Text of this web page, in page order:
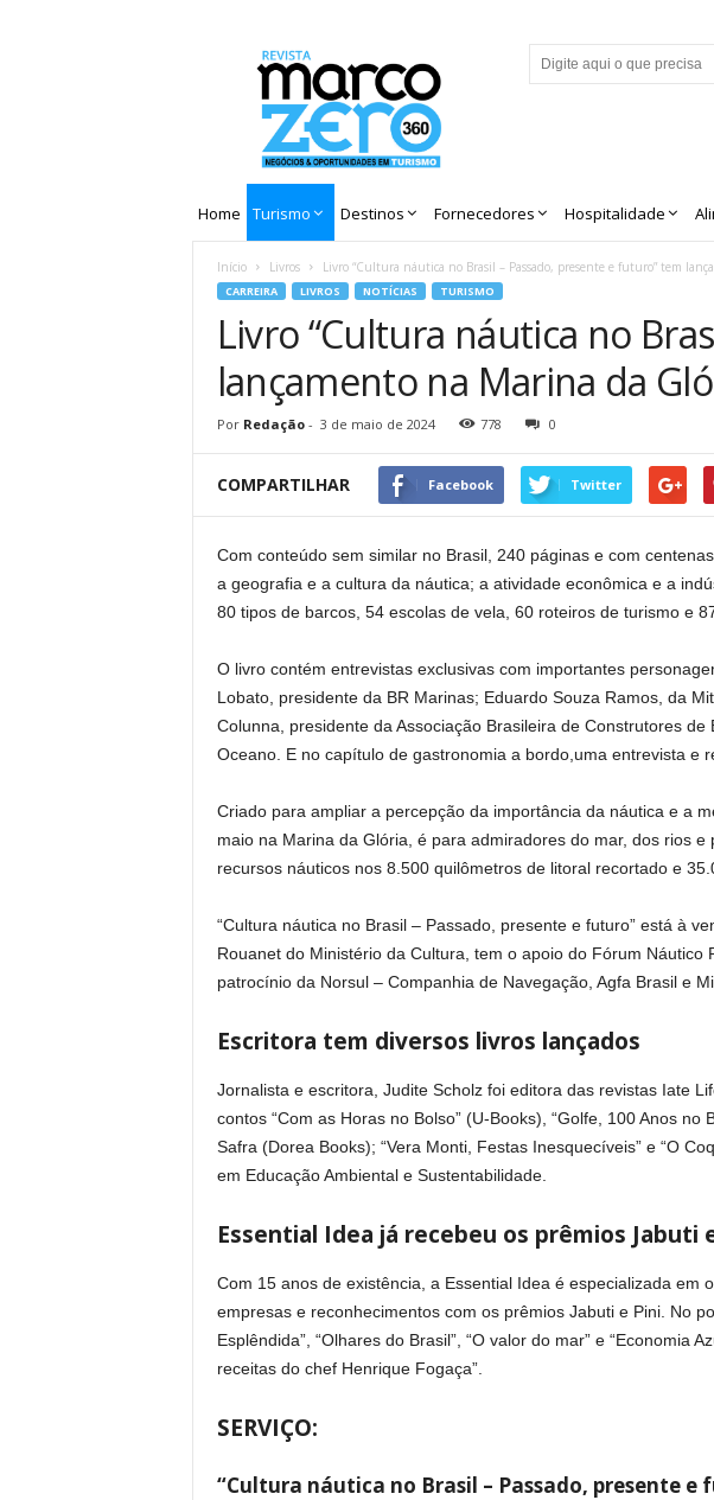
Home Turismo Destinos Fornecedores Hospitalidade
Início Livros Livro “Cultura náutica no Brasil – Passado, presente e futuro” tem
CARREIRA LIVROS NOTÍCIAS TURISMO
Livro “Cultura náutica no
lançamento na Marina da
Por Redação- 3 de maio de 2024 778 0
COMPARTILHAR Facebook Twitter
Com conteúdo sem similar no Brasil, 240 páginas e com
a geografia e a cultura da náutica; a atividade econômica e a
80 tipos de barcos, 54 escolas de vela, 60 roteiros de turismo e
O livro contém entrevistas exclusivas com importantes
Lobato, presidente da BR Marinas; Eduardo Souza Ramos, da
Colunna, presidente da Associação Brasileira de Construtores
Oceano. E no capítulo de gastronomia a bordo,uma entrevista e
Criado para ampliar a percepção da importância da náutica e a
maio na Marina da Glória, é para admiradores do mar, dos rios
recursos náuticos nos 8.500 quilômetros de litoral recortado e
“Cultura náutica no Brasil – Passado, presente e futuro” está à
Rouanet do Ministério da Cultura, tem o apoio do Fórum
patrocínio da Norsul – Companhia de Navegação, Agfa Brasil e
Escritora tem diversos livros lançados
Jornalista e escritora, Judite Scholz foi editora das revistas Iate
contos “Com as Horas no Bolso” (U-Books), “Golfe, 100 Anos
Safra (Dorea Books); “Vera Monti, Festas Inesquecíveis” e “O
em Educação Ambiental e Sustentabilidade.
Essential Idea já recebeu os prêmios Jabuti
Com 15 anos de existência, a Essential Idea é especializada
empresas e reconhecimentos com os prêmios Jabuti e Pini. No
Esplêndida”, “Olhares do Brasil”, “O valor do mar” e
receitas do chef Henrique Fogaça”.
SERVIÇO:
“Cultura náutica no Brasil – Passado, presente e